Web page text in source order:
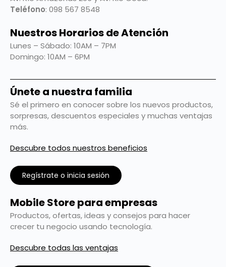
Teléfono: 098 567 8548
Nuestros Horarios de Atención
Lunes – Sábado: 10AM – 7PM
Domingo: 10AM – 6PM
Únete a nuestra familia
Sé el primero en conocer sobre los nuevos productos,
sorpresas, descuentos especiales y muchas ventajas
más.
Descubre todos nuestros beneficios
Regístrate o inicia sesión
Mobile Store para empresas
Productos, ofertas, ideas y consejos para hacer
crecer tu negocio usando tecnología.
Descubre todas las ventajas